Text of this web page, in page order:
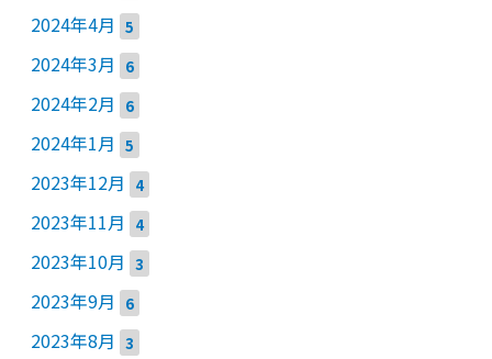
2024年4月 5
2024年3月 6
2024年2月 6
2024年1月 5
2023年12月 4
2023年11月 4
2023年10月 3
2023年9月 6
2023年8月 3